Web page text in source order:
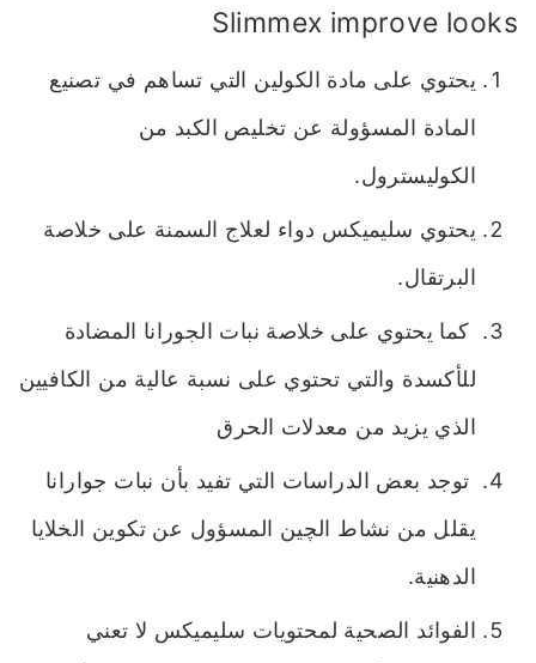
Slimmex improve looks
يحتوي على مادة الكولين التي تساهم في تصنيع
المادة المسؤولة عن تخليص الكبد من
الكوليسترول.
يحتوي سليميكس دواء لعلاج السمنة على خلاصة
البرتقال.
كما يحتوي على خلاصة نبات الجورانا المضادة
للأكسدة والتي تحتوي على نسبة عالية من الكافيين
الذي يزيد من معدلات الحرق
توجد بعض الدراسات التي تفيد بأن نبات جوارانا
يقلل من نشاط الچين المسؤول عن تكوين الخلايا
الدهنية.
الفوائد الصحية لمحتويات سليميكس لا تعني